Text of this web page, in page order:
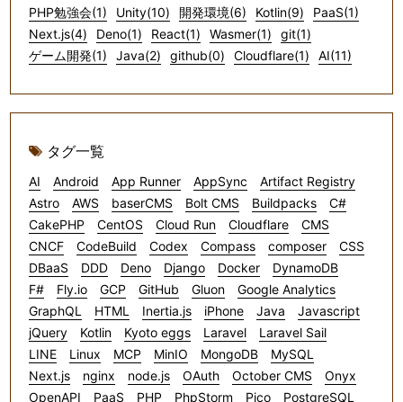
PHP勉強会(1)
Unity(10) 開発環境(6) Kotlin(9)
PaaS(1)
Next.js(4)
Deno(1) React(1) Wasmer(1)
git(1)
ゲーム開発(1)
Java(2) github(0) Cloudflare(1) AI(11)
タグ一覧
AI Android App Runner AppSync
Artifact Registry
Astro
AWS baserCMS Bolt CMS Buildpacks
C#
CakePHP
CentOS Cloud Run Cloudflare
CMS
CNCF
CodeBuild Codex Compass composer
CSS
DBaaS
DDD Deno Django Docker
DynamoDB
F#
Fly.io GCP GitHub Gluon
Google Analytics
GraphQL
HTML Inertia.js iPhone Java
Javascript
jQuery
Kotlin Kyoto eggs Laravel
Laravel Sail
LINE
Linux MCP MinIO MongoDB
MySQL
Next.js
nginx node.js OAuth October CMS
Onyx
OpenAPI
PaaS PHP PhpStorm Pico
PostgreSQL